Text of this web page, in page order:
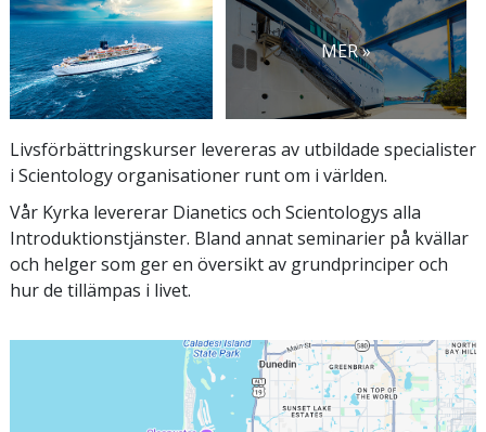
MER »
Livsförbättringskurser levereras av utbildade specialister
i Scientology organisationer runt om i världen.
Vår Kyrka levererar Dianetics och Scientologys alla
Introduktionstjänster. Bland annat seminarier på kvällar
och helger som ger en översikt av grundprinciper och
hur de tillämpas i livet.